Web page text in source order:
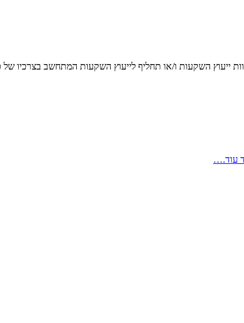
ייעוץ השקעות ו/או תחליף לייעוץ השקעות המתחשב בצרכיו
עוד.…